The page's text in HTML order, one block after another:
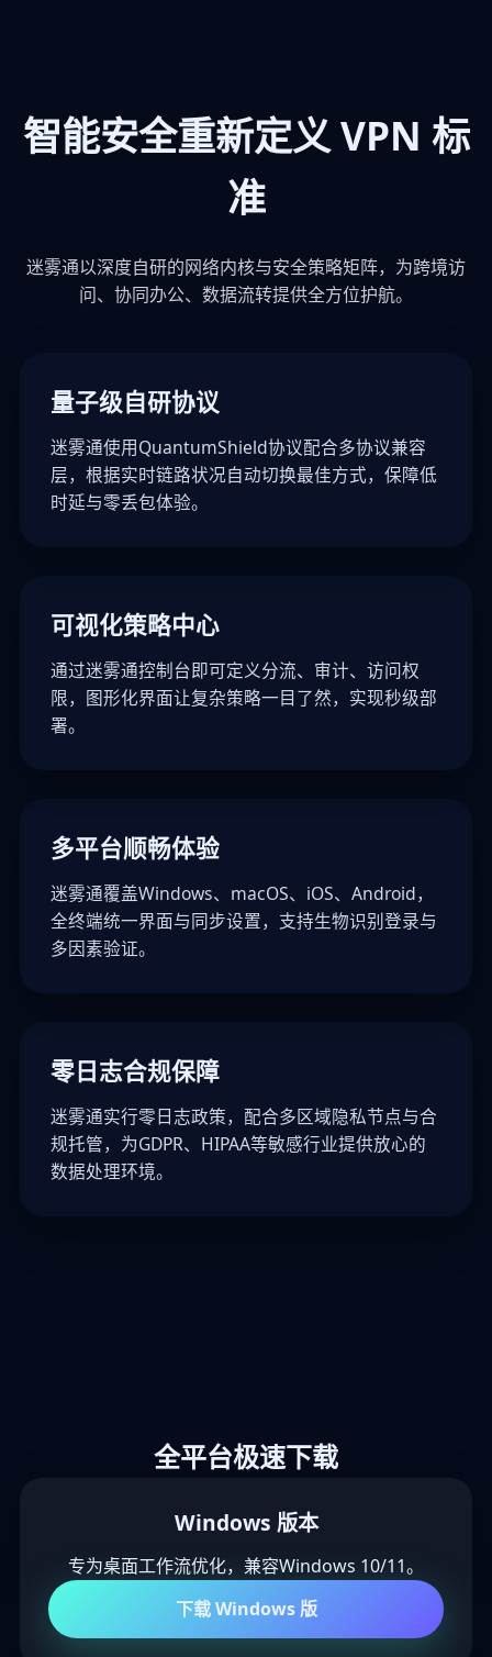
智能安全重新定义 VPN 标
准
迷雾通以深度自研的网络内核与安全策略矩阵，为跨境访
问、协同办公、数据流转提供全方位护航。
量子级自研协议
迷雾通使用QuantumShield协议配合多协议兼容
层，根据实时链路状况自动切换最佳方式，保障低
时延与零丢包体验。
可视化策略中心
通过迷雾通控制台即可定义分流、审计、访问权
限，图形化界面让复杂策略一目了然，实现秒级部
署。
多平台顺畅体验
迷雾通覆盖Windows、macOS、iOS、Android，
全终端统一界面与同步设置，支持生物识别登录与
多因素验证。
零日志合规保障
迷雾通实行零日志政策，配合多区域隐私节点与合
规托管，为GDPR、HIPAA等敏感行业提供放心的
数据处理环境。
全平台极速下载
Windows 版本
专为桌面工作流优化，兼容Windows 10/11。
下载 Windows 版